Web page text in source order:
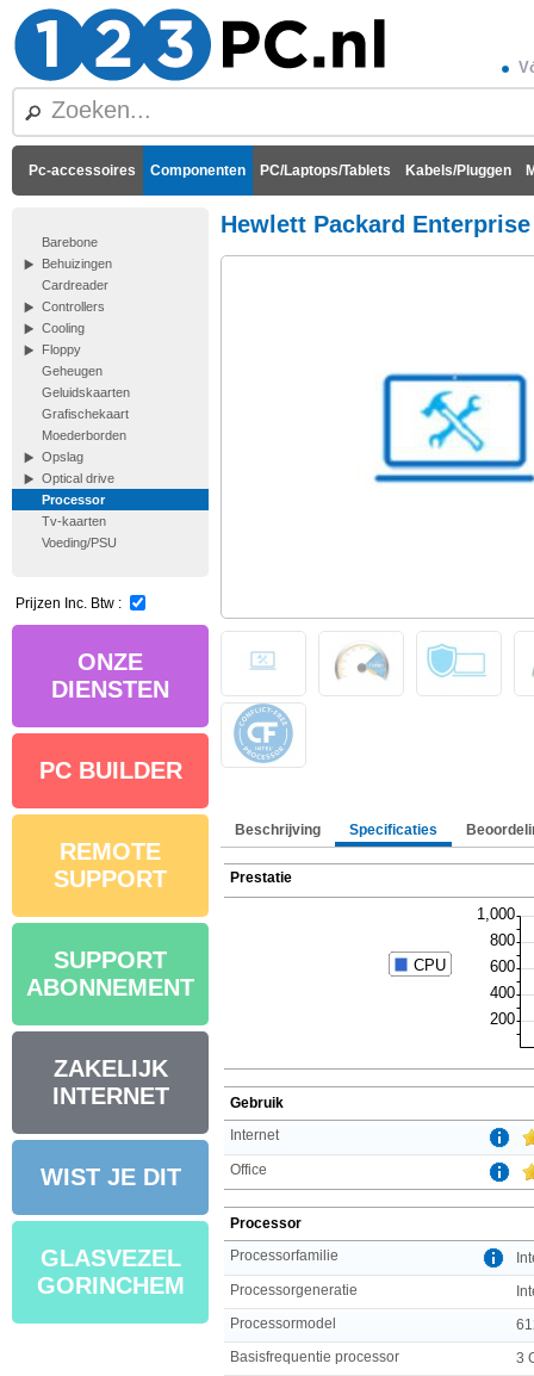
Pc-accessoires Componenten PC/Laptops/Tablets Kabels/Pluggen
Barebone
Behuizingen
Cardreader
Controllers
Cooling
Floppy
Geheugen
Geluidskaarten
Grafischekaart
Moederborden
Opslag
Optical drive
Processor
Tv-kaarten
Voeding/PSU
Prijzen Inc. Btw :
ONZE
DIENSTEN
PC BUILDER
REMOTE
SUPPORT
SUPPORT
ABONNEMENT
ZAKELIJK
INTERNET
WIST JE DIT
GLASVEZEL
GORINCHEM
Hewlett Packard
Beschrijving Specificaties
Prestatie
Gebruik
Internet
Office
Processor
Processorfamilie
Processorgeneratie
Processormodel
Basisfrequentie processor
3